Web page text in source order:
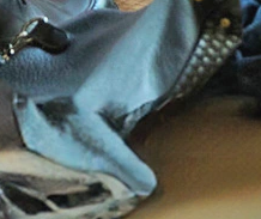
方法を徹底解説！正しい捨
しい捨て方を徹底解説！ア
…
｜正しい捨て方を徹底解説！
…